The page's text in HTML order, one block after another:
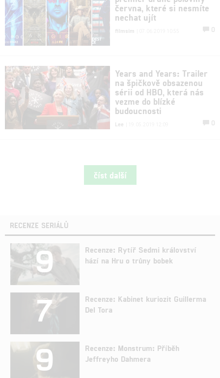
června, které si nesmíte
nechat ujít
filmsim 0
Years and Years: Trailer
na špičkově obsazenou
sérii od HBO, která nás
vezme do blízké
budoucnosti
Lee 0
číst další
RECENZE SERIÁLŮ
9
Recenze: Rytíř Sedmi království
hází na Hru o trůny bobek
7
Recenze: Kabinet kuriozit Guillerma
Del Tora
9
Recenze: Monstrum: Příběh
Jeffreyho Dahmera